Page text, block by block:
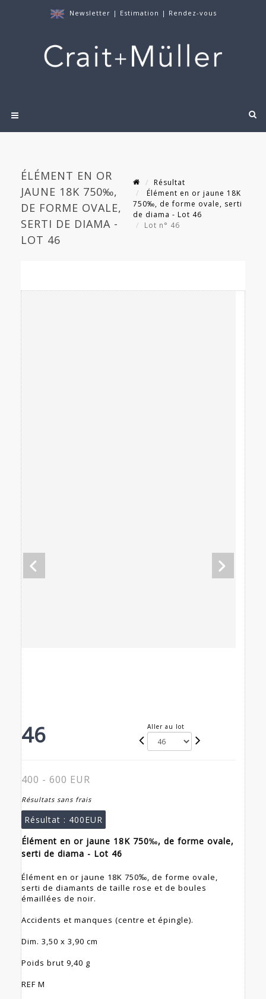
Newsletter | Estimation | Rendez-vous
ÉLÉMENT EN OR
JAUNE 18K 750‰,
DE FORME OVALE,
SERTI DE DIAMA -
LOT 46
Résultat
Élément en or jaune 18K
750‰, de forme ovale, serti
de diama - Lot 46
Lot n° 46
46 Aller au lot
400 - 600 EUR
Résultats sans frais
Résultat : 400EUR
Élément en or jaune 18K 750‰, de forme ovale,
serti de diama - Lot 46
Élément en or jaune 18K 750‰, de forme ovale,
serti de diamants de taille rose et de boules
émaillées de noir.
Accidents et manques (centre et épingle).
Dim. 3,50 x 3,90 cm
Poids brut 9,40 g
REF M